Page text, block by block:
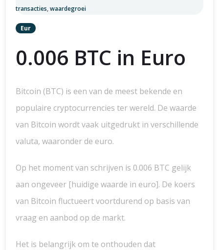
transacties,waardegroei
Eur
0.006 BTC in Euro
Bitcoin (BTC) is een van de meest bekende en
populaire cryptocurrencies ter wereld. De waarde
van Bitcoin wordt vaak uitgedrukt in verschillende
valuta, waaronder de euro.
Op het moment van schrijven is 0.006 BTC gelijk
aan ongeveer [huidige waarde in euro]. De koers
van Bitcoin fluctueert voortdurend op basis van
vraag en aanbod op de markt.
Het is belangrijk om te onthouden dat